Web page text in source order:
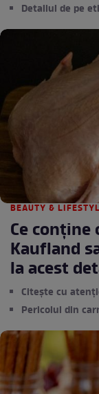
Detaliul de pe
BEAUTY &
Ce conţine
Kaufland
la acest
Citește cu
Pericolul din